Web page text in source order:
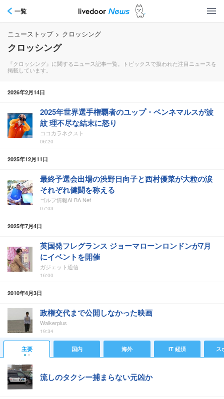
一覧
ニューストップ > クロッシング
クロッシング
『クロッシング』に関するニュース記事一覧。トピックスで扱われた注目ニュースを
掲載しています。
2026年2月14日
2025年世界選手権覇者のユップ・ベンネマルスが波
紋 理不尽な結末に怒り
ココカラネクスト
06:20
2025年12月11日
最終予選会出場の渋野日向子と西村優菜が大粒の涙
それぞれ健闘を称える
ゴルフ情報ALBA.Net
07:03
2025年7月4日
英国発フレグランス ジョーマローンロンドンが7月
にイベントを開催
ガジェット通信
16:00
2010年4月3日
政権交代まで公開しなかった映画
Walkerplus
19:34
主要 国内 海外 IT 経済 ス
流しのタクシー捕まらない元凶か